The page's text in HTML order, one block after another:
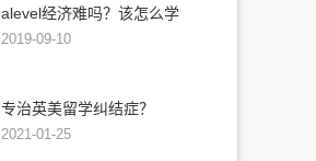
alevel经济难吗？该怎么学
2019-09-10
专治英美留学纠结症？
2021-01-25